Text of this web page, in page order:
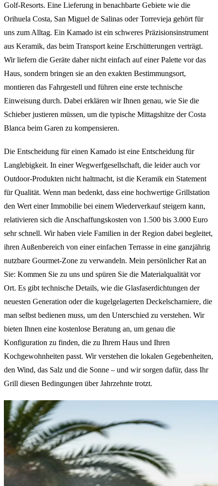
Golf-Resorts. Eine Lieferung in benachbarte Gebiete wie die
Orihuela Costa, San Miguel de Salinas oder Torrevieja gehört für
uns zum Alltag. Ein Kamado ist ein schweres Präzisionsinstrument
aus Keramik, das beim Transport keine Erschütterungen verträgt.
Wir liefern die Geräte daher nicht einfach auf einer Palette vor das
Haus, sondern bringen sie an den exakten Bestimmungsort,
montieren das Fahrgestell und führen eine erste technische
Einweisung durch. Dabei erklären wir Ihnen genau, wie Sie die
Schieber justieren müssen, um die typische Mittagshitze der Costa
Blanca beim Garen zu kompensieren.
Die Entscheidung für einen Kamado ist eine Entscheidung für
Langlebigkeit. In einer Wegwerfgesellschaft, die leider auch vor
Outdoor-Produkten nicht haltmacht, ist die Keramik ein Statement
für Qualität. Wenn man bedenkt, dass eine hochwertige Grillstation
den Wert einer Immobilie bei einem Wiederverkauf steigern kann,
relativieren sich die Anschaffungskosten von 1.500 bis 3.000 Euro
sehr schnell. Wir haben viele Familien in der Region dabei begleitet,
ihren Außenbereich von einer einfachen Terrasse in eine ganzjährig
nutzbare Gourmet-Zone zu verwandeln. Mein persönlicher Rat an
Sie: Kommen Sie zu uns und spüren Sie die Materialqualität vor
Ort. Es gibt technische Details, wie die Glasfaserdichtungen der
neuesten Generation oder die kugelgelagerten Deckelscharniere, die
man selbst bedienen muss, um den Unterschied zu verstehen. Wir
bieten Ihnen eine kostenlose Beratung an, um genau die
Konfiguration zu finden, die zu Ihrem Haus und Ihren
Kochgewohnheiten passt. Wir verstehen die lokalen Gegebenheiten,
den Wind, das Salz und die Sonne – und wir sorgen dafür, dass Ihr
Grill diesen Bedingungen über Jahrzehnte trotzt.